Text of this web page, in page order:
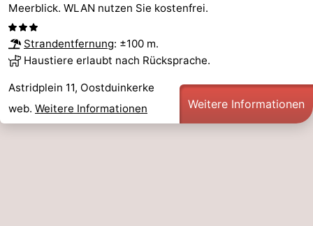
Meerblick. WLAN nutzen Sie kostenfrei.
Strandentfernung: ±100 m.
Haustiere erlaubt nach Rücksprache.
Astridplein 11, Oostduinkerke
web. Weitere Informationen Weitere Informationen